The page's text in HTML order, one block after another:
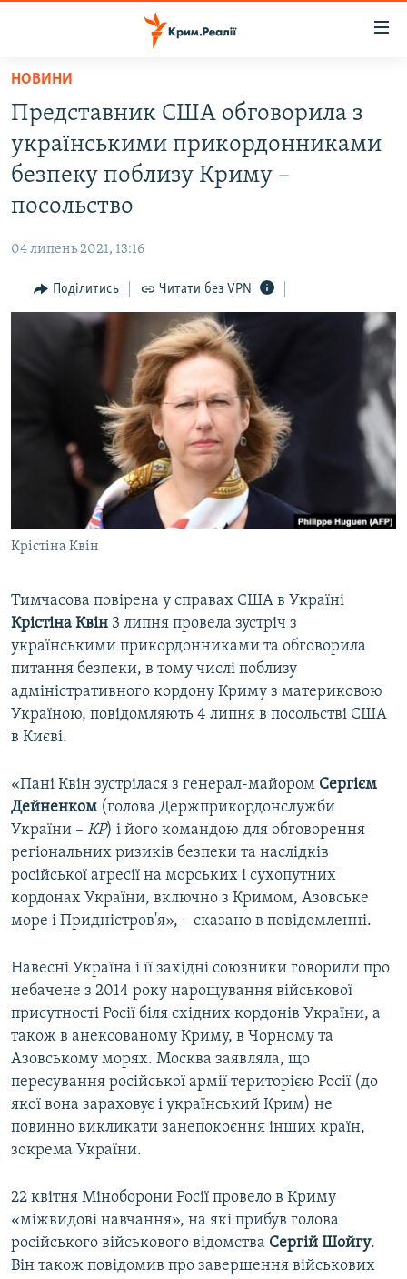
Перейти
основного
матеріалу
Перейти
до
основної
Перейти
пошуку
ВОДА.КРИМ
ВІДЕО ТА ФОТО
ІНТЕРВ'Ю
ВСЕ ЗА ДЕНЬ
ВІДЕОУРОКИ «ELIFBE»
СВІДЧЕННЯ ОКУПАЦІЇ
УКРАЇНСЬКА ПРОБЛЕМА КРИМУ
ІНФОГРАФІКА
ЯК ОБІЙТИ БЛОКУВАННЯ
Русский
Qırımtatar
ДОЛУЧАЙСЯ!
Усі сайти RFE/RL
НОВИНИ
Представник США обговорила з
українськими прикордонниками
безпеку поблизу Криму –
посольство
04 липень 2021, 13:16
Поділитись Читати без VPN
Крістіна Квін
Тимчасова повірена у справах США в Україні
Крістіна Квін 3 липня провела зустріч з
українськими прикордонниками та обговорила
питання безпеки, в тому числі поблизу
адміністративного кордону Криму з материковою
Україною, повідомляють 4 липня в посольстві США
в Києві.
«Пані Квін зустрілася з генерал-майором Сергієм
Дейненком (голова Держприкордонслужби
України – КР) і його командою для обговорення
регіональних ризиків безпеки та наслідків
російської агресії на морських і сухопутних
кордонах України, включно з Кримом, Азовське
море і Придністров'я», – сказано в повідомленні.
Навесні Україна і її західні союзники говорили про
небачене з 2014 року нарощування військової
присутності Росії біля східних кордонів України, а
також в анексованому Криму, в Чорному та
Азовському морях. Москва заявляла, що
пересування російської армії територією Росії (до
якої вона зараховує і український Крим) не
повинно викликати занепокоєння інших країн,
зокрема України.
22 квітня Міноборони Росії провело в Криму
«міжвидові навчання», на які прибув голова
російського військового відомства Сергій Шойгу.
Він також повідомив про завершення військових